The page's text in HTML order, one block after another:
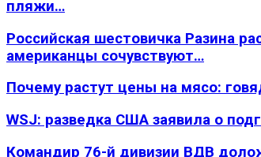
пляжи…
Российская шестовичка Разина
американцы сочувствуют…
Почему растут цены на мясо:
WSJ: разведка США заявила о
Командир 76-й дивизии ВДВ